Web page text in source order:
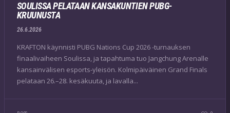
SOULISSA PELATAAN KANSAKUNTIEN PUBG-
KRUUNUSTA
26.6.2026
KRAFTON käynnisti PUBG Nations Cup 2026 -turnauksen
finaalivaiheen Soulissa, ja tapahtuma tuo Jangchung Arenalle
kansainvälisen esports-yleisön. Kolmipäiväinen Grand Finals
pelataan 26.–28. kesäkuuta, ja lavalla...